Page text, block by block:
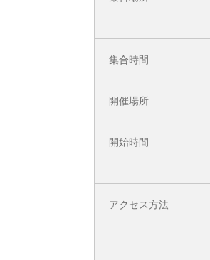
集合時間
開催場所
開始時間
アクセス方法